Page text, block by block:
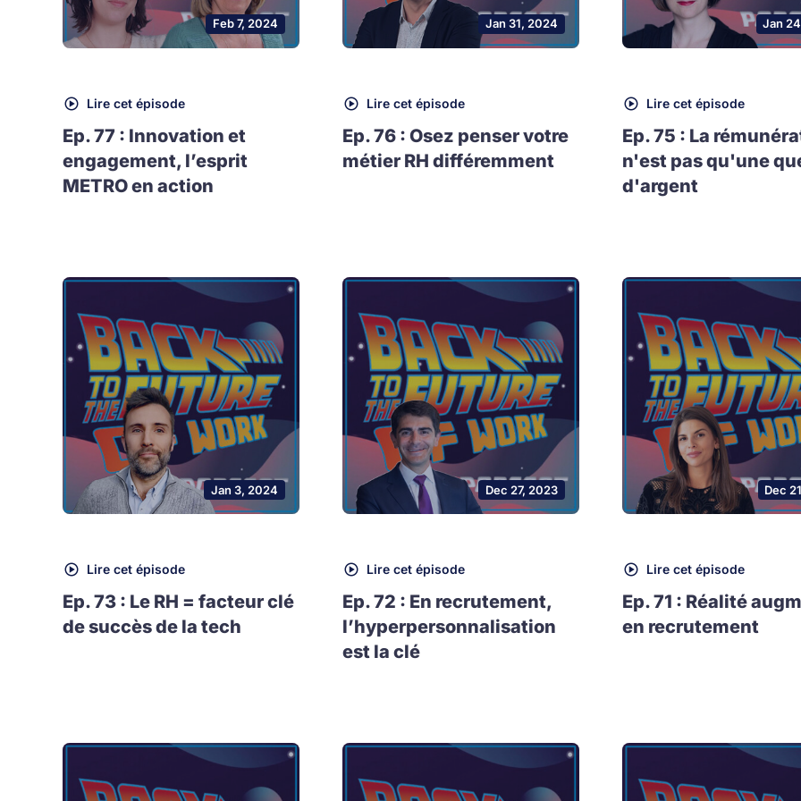
Feb 7, 2024
Lire cet épisode
Ep. 77 : Innovation et
engagement, l’esprit
METRO en action
Jan 31, 2024
Lire cet épisode
Ep. 76 : Osez penser votre
métier RH différemment
Jan
Lire cet épisode
Ep. 75 : La
n'est pas qu'une
d'argent
Jan 3, 2024
Lire cet épisode
Ep. 73 : Le RH = facteur clé
de succès de la tech
Dec 27, 2023
Lire cet épisode
Ep. 72 : En recrutement,
l’hyperpersonnalisation
est la clé
Dec
Lire cet épisode
Ep. 71 : Réalité
en recrutement